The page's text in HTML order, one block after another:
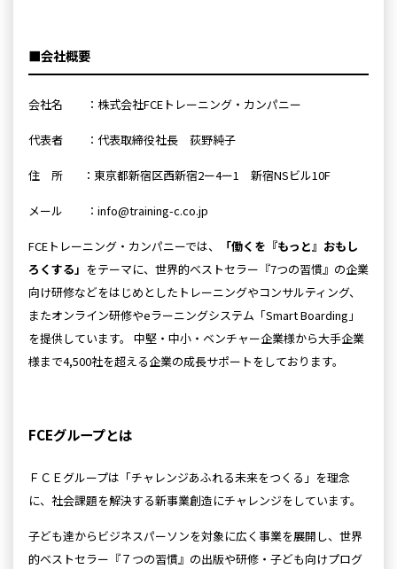
■会社概要
会社名 ：株式会社FCEトレーニング・カンパニー
代表者 ：代表取締役社長 荻野純子
住 所 ：東京都新宿区西新宿2ー4ー1 新宿NSビル10F
メール ：info@training-c.co.jp
FCEトレーニング・カンパニーでは、
「働くを『もっと』おもし
ろくする」 をテーマに、世界的ベストセラー『7つの習慣』の企業
向け研修などをはじめとしたトレーニングやコンサルティング、
またオンライン研修やeラーニングシステム「Smart Boarding」
を提供しています。 中堅・中小・ベンチャー企業様から大手企業
様まで4,500社を超える企業の成長サポートをしております。
FCEグループとは
ＦＣＥグループは「チャレンジあふれる未来をつくる」を理念
に、社会課題を解決する新事業創造にチャレンジをしています。
子ども達からビジネスパーソンを対象に広く事業を展開し、世界
的ベストセラー『７つの習慣』の出版や研修・子ども向けプログ